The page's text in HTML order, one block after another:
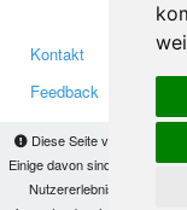
Diese Seite verwendet
Einige davon sind notwendig,
Nutzererlebnis zu
Kontakt
Feedback